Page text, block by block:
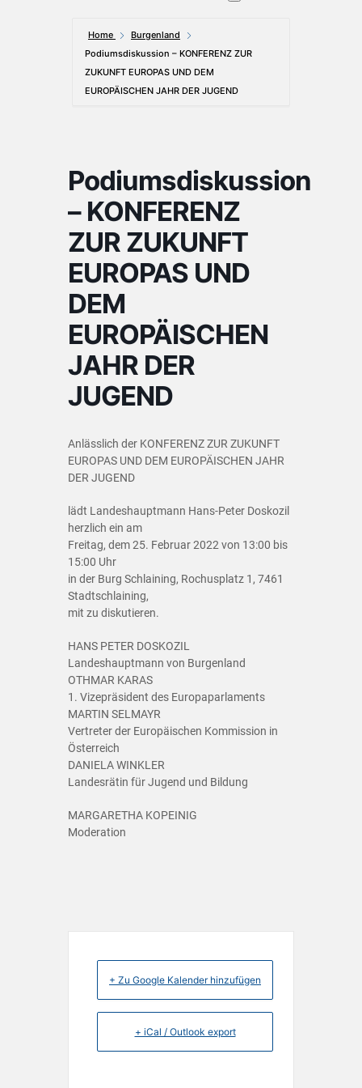
Home
Burgenland
Podiumsdiskussion – KONFERENZ ZUR
ZUKUNFT EUROPAS UND DEM
EUROPÄISCHEN JAHR DER JUGEND
Podiumsdiskussion
– KONFERENZ
ZUR ZUKUNFT
EUROPAS UND
DEM
EUROPÄISCHEN
JAHR DER
JUGEND
Anlässlich der KONFERENZ ZUR ZUKUNFT
EUROPAS UND DEM EUROPÄISCHEN JAHR
DER JUGEND
lädt Landeshauptmann Hans-Peter Doskozil
herzlich ein am
Freitag, dem 25. Februar 2022 von 13:00 bis
15:00 Uhr
in der Burg Schlaining, Rochusplatz 1, 7461
Stadtschlaining,
mit zu diskutieren.
HANS PETER DOSKOZIL
Landeshauptmann von Burgenland
OTHMAR KARAS
1. Vizepräsident des Europaparlaments
MARTIN SELMAYR
Vertreter der Europäischen Kommission in
Österreich
DANIELA WINKLER
Landesrätin für Jugend und Bildung
MARGARETHA KOPEINIG
Moderation
+ Zu Google Kalender hinzufügen
+ iCal / Outlook export